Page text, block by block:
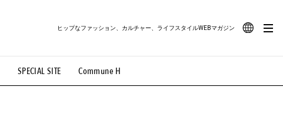
SPECIAL SITE Commune H
ヒップなファッション、カルチャー、ライフスタイルWEBマガジン
#路地裏てぃーん。 #MONTHLY JOURNAL
#MOVIE #LIFESTYLE #SNEAKER #OUTDOOR